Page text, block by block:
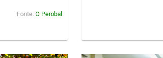
Fonte: O Perobal